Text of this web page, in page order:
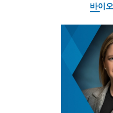
바이